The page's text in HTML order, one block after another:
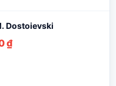
Dostoievski
₫Giá